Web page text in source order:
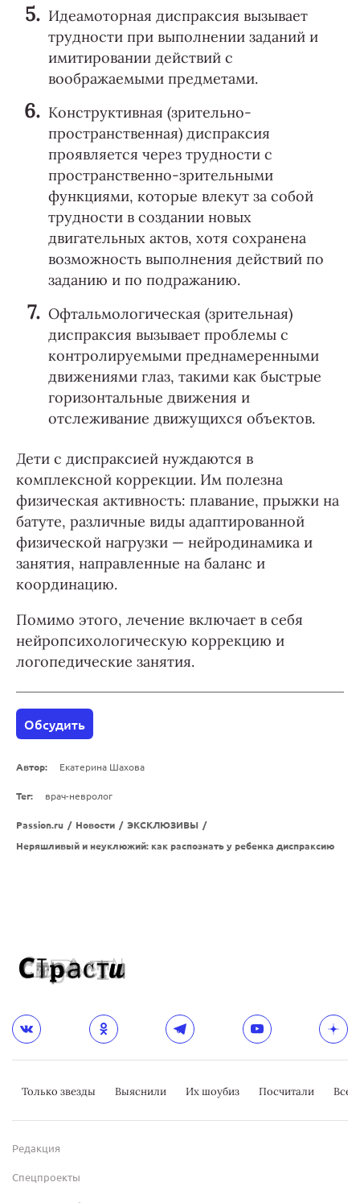
Идеамоторная диспраксия вызывает
трудности при выполнении заданий и
имитировании действий с
воображаемыми предметами.
Конструктивная (зрительно-
пространственная) диспраксия
проявляется через трудности с
пространственно-зрительными
функциями, которые влекут за собой
трудности в создании новых
двигательных актов, хотя сохранена
возможность выполнения действий по
заданию и по подражанию.
Офтальмологическая (зрительная)
диспраксия вызывает проблемы с
контролируемыми преднамеренными
движениями глаз, такими как быстрые
горизонтальные движения и
отслеживание движущихся объектов.
Дети с диспраксией нуждаются в
комплексной коррекции. Им полезна
физическая активность: плавание, прыжки на
батуте, различные виды адаптированной
физической нагрузки — нейродинамика и
занятия, направленные на баланс и
координацию.
Помимо этого, лечение включает в себя
нейропсихологическую коррекцию и
логопедические занятия.
Обсудить
Автор: Екатерина Шахова
Тег: врач-невролог
Passion.ru / Новости / ЭКСКЛЮЗИВЫ /
Неряшливый и неуклюжий: как распознать у ребенка диспраксию
Только звезды Выяснили Их шоубиз Посчитали
Редакция
Спецпроекты